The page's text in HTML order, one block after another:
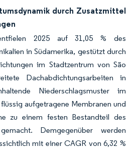
durch Zusatzmittel
entfielen 2025 auf 31,05 % des
in Südamerika, gestützt durch
im Stadtzentrum von São
Dachabdichtungsarbeiten in
Niederschlagsmuster im
aufgetragene Membranen und
zu einem festen Bestandteil des
Demgegenüber werden
mit einer CAGR von 6,32 %